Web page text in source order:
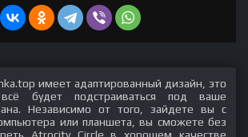
имеет адаптированный дизайн, это
будет подстраиваться под ваше
Независимо от того, зайдете вы с
или планшета, вы сможете без
Atrocity Circle в хорошем качестве